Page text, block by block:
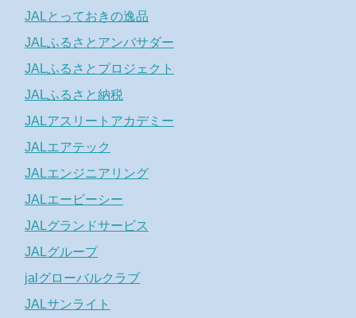
JALとっておきの逸品
JALふるさとアンバサダー
JALふるさとプロジェクト
JALふるさと納税
JALアスリートアカデミー
JALエアテック
JALエンジニアリング
JALエービーシー
JALグランドサービス
JALグループ
jalグローバルクラブ
JALサンライト